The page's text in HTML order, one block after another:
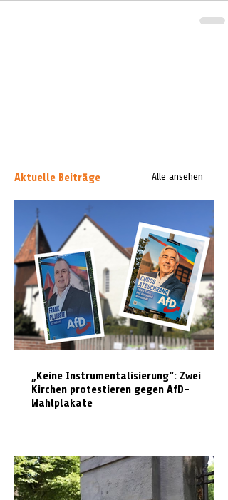
Aktuelle Beiträge Alle ansehen
„Keine Instrumentalisierung“: Zwei
Kirchen protestieren gegen AfD-
Wahlplakate